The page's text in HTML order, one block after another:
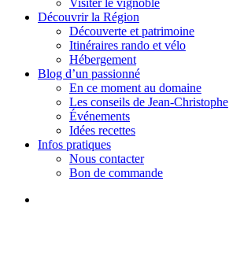
Visiter le vignoble
Découvrir la Région
Découverte et patrimoine
Itinéraires rando et vélo
Hébergement
Blog d’un passionné
En ce moment au domaine
Les conseils de Jean-Christophe
Événements
Idées recettes
Infos pratiques
Nous contacter
Bon de commande